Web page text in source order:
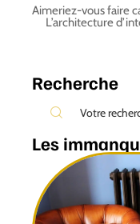
Aimeriez-vous faire
L’architecture
Recherche
Les